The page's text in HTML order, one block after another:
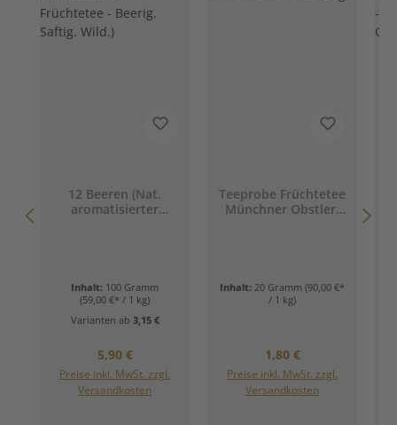
12 Beeren (Nat.
aromatisierter
Inhalt: 100 Gramm
(59,00 €* / 1 kg)
Varianten ab 3,15 €
Regulärer Preis:
5,90 €
Preise inkl. MwSt. zzgl.
Versandkosten
Teeprobe Früchtetee
Münchner Obstler,
Inhalt: 20 Gramm (90,00 €*
/ 1 kg)
Regulärer Preis:
1,80 €
Preise inkl. MwSt. zzgl.
Versandkosten